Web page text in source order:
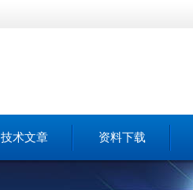
技术文章 资料下载